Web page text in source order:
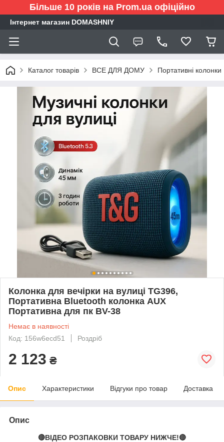
Більше 10 років на Prom.ua офіційно
Інтернет магазин DOMASHNIY
Каталог товарів ВСЕ ДЛЯ ДОМУ Портативні колонки
Колонка для вечірки на вулиці TG396,
Портативна Bluetooth колонка AUX
Портативна для пк BV-38
Немає в наявності
Код: 156w6ecd51
Роздріб
2 123 ₴
Опис Характеристики Відгуки про товар Доставка
Опис
🔴ВІДЕО РОЗПАКОВКИ ТОВАРУ НИЖЧЕ!🔴